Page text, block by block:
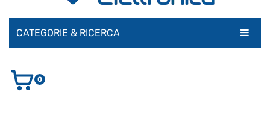
CATEGORIE & RICERCA
AUDIO E VIDEO
0